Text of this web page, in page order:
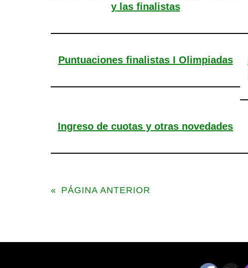
y las finalistas
Puntuaciones finalistas I Olimpiadas
Ingreso de cuotas y otras novedades
« PÁGINA ANTERIOR